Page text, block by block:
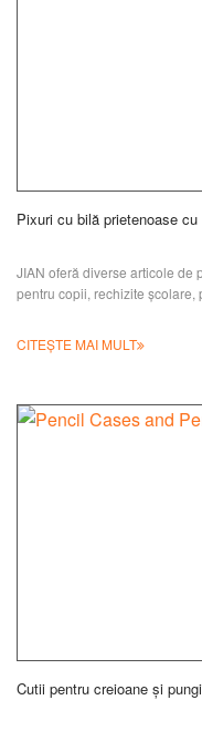
Pixuri cu bilă prietenoase cu
JIAN oferă diverse articole de
pentru copii, rechizite școlare,
CITEȘTE MAI MULT
Cutii pentru creioane și